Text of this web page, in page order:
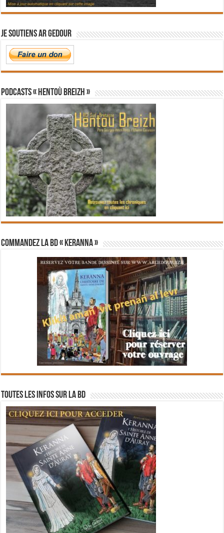
Je soutiens Ar Gedour
PODCASTS « Hentoù Breizh »
Commandez la BD « Keranna »
Toutes les infos sur la BD